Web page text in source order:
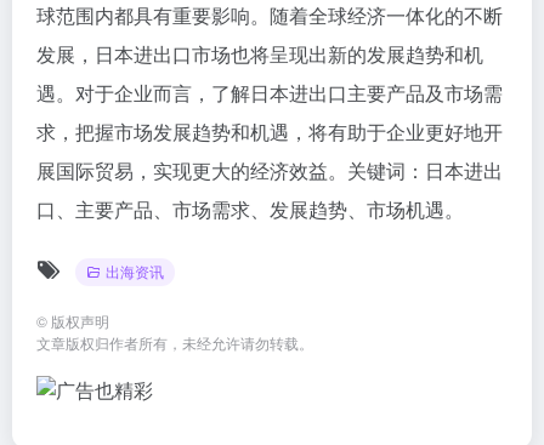
球范围内都具有重要影响。随着全球经济一体化的不断
发展，日本进出口市场也将呈现出新的发展趋势和机
遇。对于企业而言，了解日本进出口主要产品及市场需
求，把握市场发展趋势和机遇，将有助于企业更好地开
展国际贸易，实现更大的经济效益。关键词：日本进出
口、主要产品、市场需求、发展趋势、市场机遇。
出海资讯
© 版权声明
文章版权归作者所有，未经允许请勿转载。